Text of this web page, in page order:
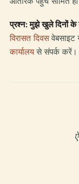
प्रश्न: मुझे खुले दिनों के
विरासत दिवसवेबसाइट
कार्यालयसे संपर्क करें।